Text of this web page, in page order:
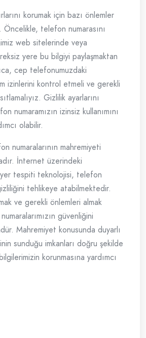
korumak için bazı önlemler
Öncelikle, telefon numarasını
web sitelerinde veya
yere bu bilgiyi paylaşmaktan
cep telefonumuzdaki
izinlerini kontrol etmeli ve gerekli
Gizlilik ayarlarını
numaramızın izinsiz kullanımını
olabilir.
numaralarının mahremiyeti
İnternet üzerindeki
tespiti teknolojisi, telefon
tehlikeye atabilmektedir.
ve gerekli önlemleri almak
güvenliğini
Mahremiyet konusunda duyarlı
sunduğu imkanları doğru şekilde
korunmasına yardımcı